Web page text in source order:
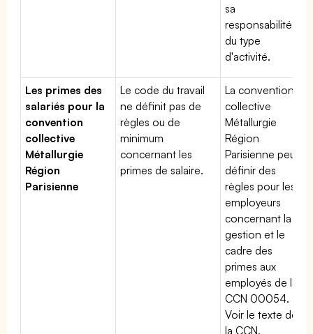
sa
responsabilité et
du type
d'activité.
Les primes des
salariés pour la
convention
collective
Métallurgie
Région
Parisienne
Le code du travail
ne définit pas de
règles ou de
minimum
concernant les
primes de salaire.
La convention
collective
Métallurgie
Région
Parisienne peut
définir des
règles pour les
employeurs
concernant la
gestion et le
cadre des
primes aux
employés de la
CCN 00054.
Voir le texte de
la CCN.